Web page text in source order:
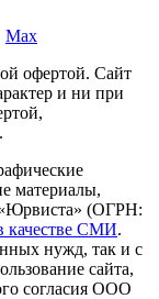
Max
офертой. Cайт
и ни при
материалы,
«Юрвиста» (ОГРН:
качестве СМИ.
нужд, так и с
сайта,
согласия ООО